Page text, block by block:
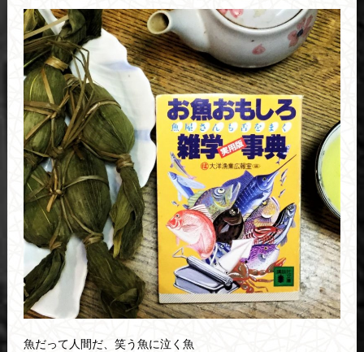
魚だって人間だ、笑う魚に泣く魚